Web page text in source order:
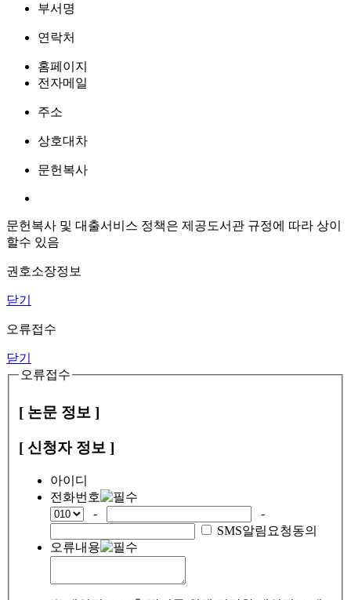
부서명
연락처
홈페이지
전자메일
주소
상호대차
문헌복사
문헌복사 및 대출서비스 정책은 제공도서관 규정에 따라 상이
할수 있음
권호소장정보
닫기
오류접수
닫기
오류접수
[ 논문 정보 ]
[ 신청자 정보 ]
아이디
전화번호
-
-
SMS알림요청동의
오류내용